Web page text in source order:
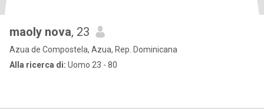
maoly nova, 23
Azua de Compostela, Azua, Rep. Dominicana
Alla ricerca di: Uomo 23 - 80